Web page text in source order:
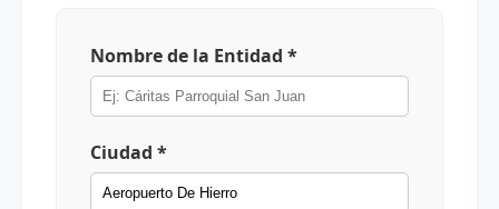
Nombre de la Entidad *
Ciudad *